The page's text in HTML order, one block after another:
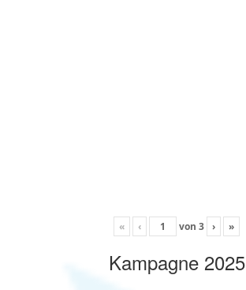
« ‹ von 3 › »
Kampagne 2025